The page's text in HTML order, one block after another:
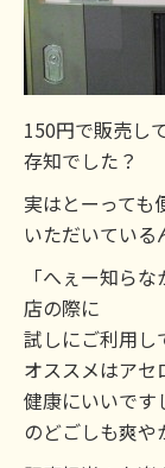
150円で販売し
存知でした？
実はとーっても
いただいている
「へぇー知ら
店の際に
試しにご利用
オススメはアセ
健康にいいです
のどごしも爽